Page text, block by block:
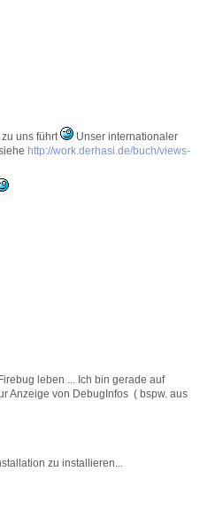
uns führt
Unser internationaler
http://work.derhasi.de/buch/views-
leben ... Ich bin gerade auf
Anzeige von DebugInfos ( bspw. aus
zu installieren...